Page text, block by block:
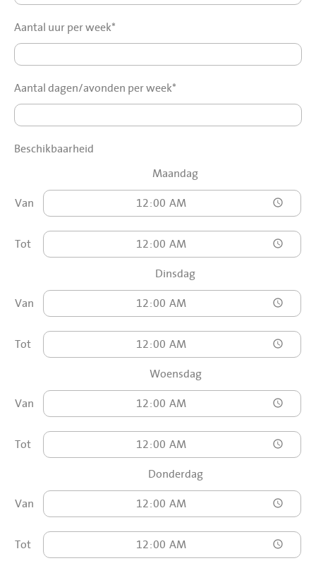
Aantal uur per week*
Aantal dagen/avonden per week*
Beschikbaarheid
Maandag
Van
Tot
Dinsdag
Van
Tot
Woensdag
Van
Tot
Donderdag
Van
Tot